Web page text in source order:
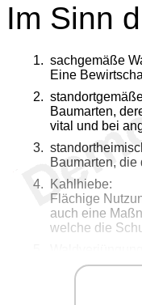
Im Sinn
sachgemäße
Eine
Baumarten,
vital und bei
Baumarten,
Kahlhiebe:
Flächige
auch eine
welche die
Forstpflanzen,